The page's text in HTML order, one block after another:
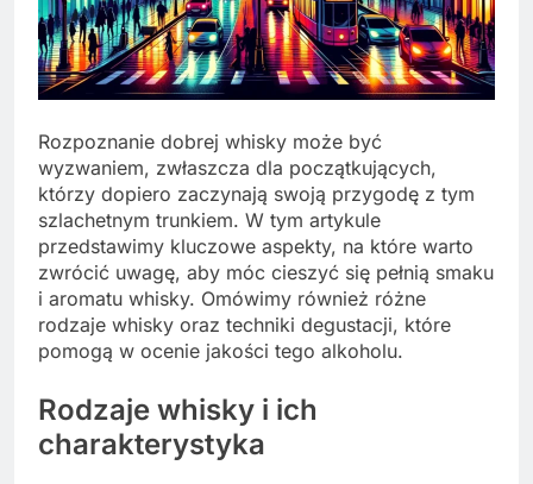
Rozpoznanie dobrej whisky może być
wyzwaniem, zwłaszcza dla początkujących,
którzy dopiero zaczynają swoją przygodę z tym
szlachetnym trunkiem. W tym artykule
przedstawimy kluczowe aspekty, na które warto
zwrócić uwagę, aby móc cieszyć się pełnią smaku
i aromatu whisky. Omówimy również różne
rodzaje whisky oraz techniki degustacji, które
pomogą w ocenie jakości tego alkoholu.
Rodzaje whisky i ich
charakterystyka